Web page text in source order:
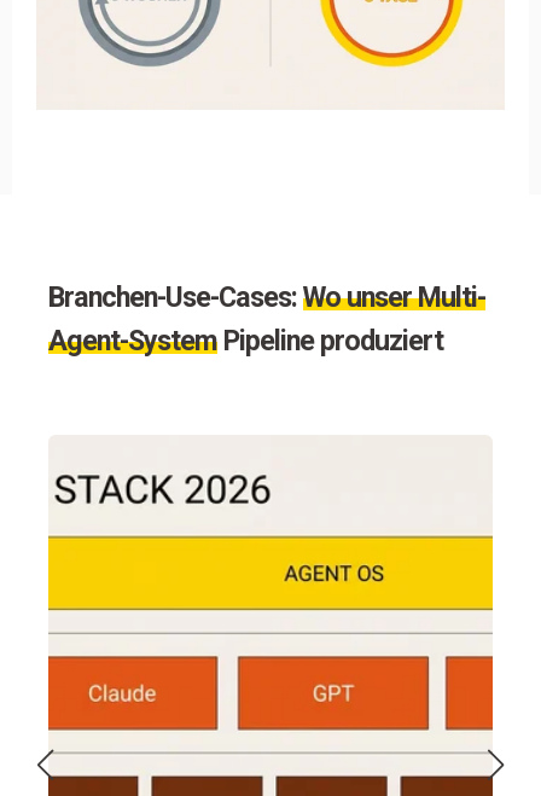
Branchen-Use-Cases:Wo unser Multi-
Agent-System Pipeline produziert